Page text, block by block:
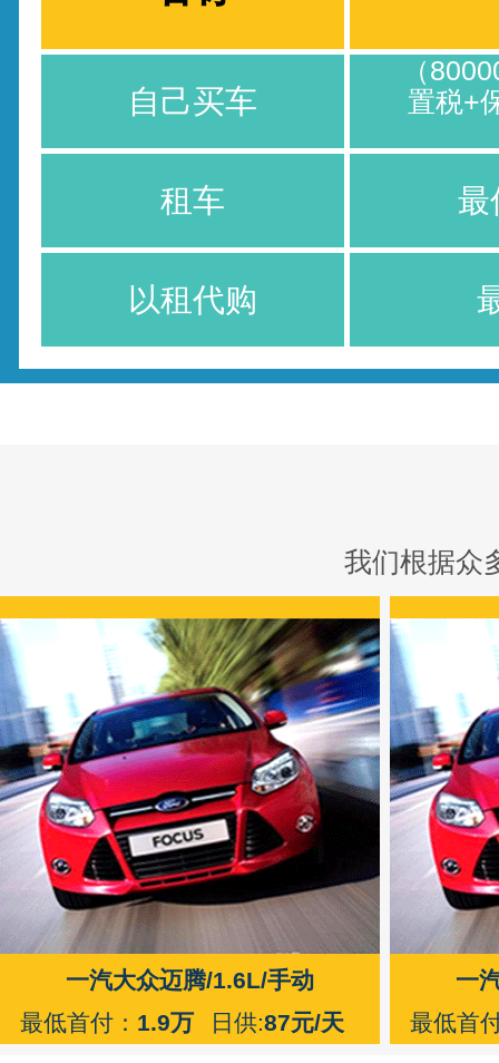
自己买车
（
置税+
租车 最
以租代购
我们根据众
一汽大众迈腾/1.6L/手动
最低首付： 1.9万 日供:87元/天
一
最低首